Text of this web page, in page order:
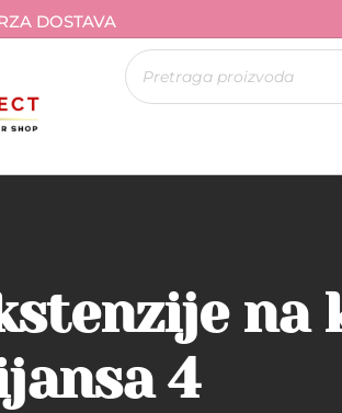
DOSTAVA
Products
search
na
4